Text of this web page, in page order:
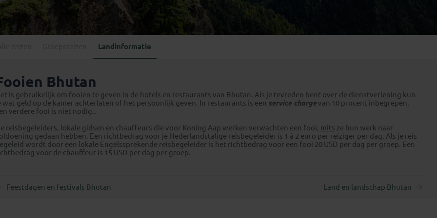
Mexico
Georgië (4)
IJsland
(3)
Kroatië(2)
Letland(3)
Montenegro(2)
Landinformatie
Bhutan
is gebruikelijk om fooien te geven in de hotels en restaurants van Bhutan. Als je tevreden bent over de dienstverlening kun
wat geld op de kamer achterlaten of het persoonlijk geven. In restaurants is een service charge van 10 procent inbegrepen,
verdere fooi is niet nodig..
reisbegeleiders, lokale gidsen en chauffeurs die voor Koning Aap werken verwachten een fooi, mits ze hun werk naar
gedaan hebben. Een richtbedrag voor je Nederlandstalige reisbegeleider is 1 à 2 euro per reiziger per dag. Als je reis
wordt door een lokale Engelssprekende reisbegeleider is het richtbedrag voor een fooi 20 USD per dag per groep. Een
voor de chauffeur is 15 USD per dag per groep.
Feestdagen en festivals Bhutan Land en landschap Bhutan